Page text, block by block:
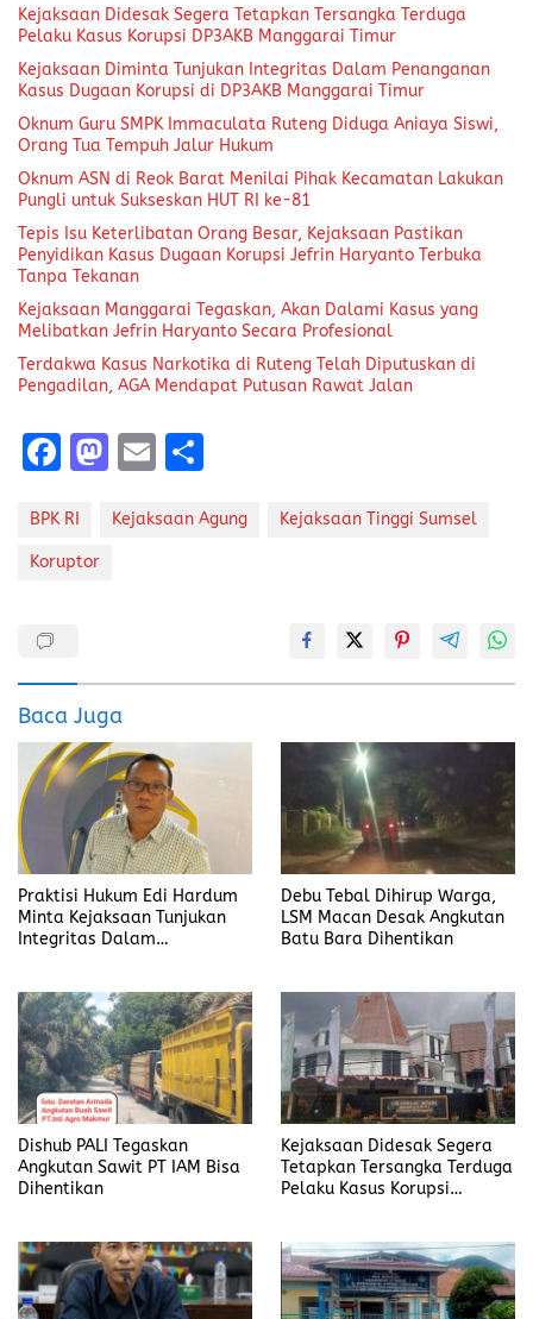
Kejaksaan Didesak Segera Tetapkan Tersangka Terduga
Pelaku Kasus Korupsi DP3AKB Manggarai Timur
Kejaksaan Diminta Tunjukan Integritas Dalam Penanganan
Kasus Dugaan Korupsi di DP3AKB Manggarai Timur
Oknum Guru SMPK Immaculata Ruteng Diduga Aniaya Siswi,
Orang Tua Tempuh Jalur Hukum
Oknum ASN di Reok Barat Menilai Pihak Kecamatan Lakukan
Pungli untuk Sukseskan HUT RI ke-81
Tepis Isu Keterlibatan Orang Besar, Kejaksaan Pastikan
Penyidikan Kasus Dugaan Korupsi Jefrin Haryanto Terbuka
Tanpa Tekanan
Kejaksaan Manggarai Tegaskan, Akan Dalami Kasus yang
Melibatkan Jefrin Haryanto Secara Profesional
Terdakwa Kasus Narkotika di Ruteng Telah Diputuskan di
Pengadilan, AGA Mendapat Putusan Rawat Jalan
F
ce
b
k
M
st
n
E
ai a
BPK RI Kejaksaan Agung Kejaksaan Tinggi Sumsel
Koruptor
Baca Juga
Praktisi Hukum Edi Hardum
Minta Kejaksaan Tunjukan
Integritas Dalam
Haryanto
Debu Tebal Dihirup Warga,
LSM Macan Desak Angkutan
Batu Bara Dihentikan
Dishub PALI Tegaskan
Angkutan Sawit PT IAM Bisa
Dihentikan
Kejaksaan Didesak Segera
Tetapkan Tersangka Terduga
Pelaku Kasus Korupsi